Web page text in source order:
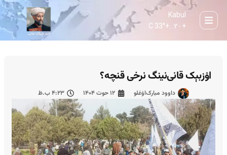
Kabul
+ ۲۰... +
33° C
اۉزبېک قانی‌نینگ نرخی قنچه؟
داوود مبارک‌اۉغلو ۱۲ حوت ۱۴۰۴ ۴:۲۳ ب.ظ